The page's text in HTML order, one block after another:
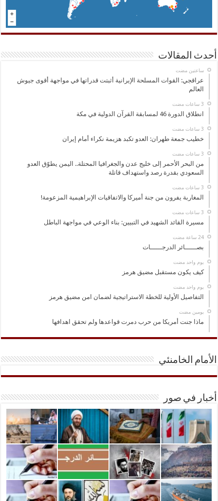
أحدث المقالات
‏ساعتين مضت
عراقجي: القوات المسلحة الإيرانية أثبتت قدراتها في مواجهة أقوى جيوش
العالم
انطلاق الدورة 46 لمسابقة القرآن الدولية في مكة
خطيب جمعة طهران: العدو تكبد هزيمة نكراء أمام إيران
من البحر الأحمر إلى خليج عدن والجغرافيا المحتلة.. اليمن يطوّق العدو
السعودي بقدرة رصد واستهداف قاتلة
المغاربة يفرون من جنة أميركا والاتفاقيات الإبراهيمية المزعومة!
مسيرة القائد الشهيد في التبيين: بناء الوعي في مواجهة الباطل
‏24 ساعة مضت
بصــــــائر الدرجــــــات
‏يوم واحد مضت
كيف يكون مستقبل مضيق هرمز
‏يوم واحد مضت
التفاصيل الأولية للخطة الاستراتيجية لضمان امن مضيق هرمز
‏يومين مضت
ماذا جنت أمريكا من حرب دمرت قواعدها ولم تحقق اهدافها
الأمام الخامنئي
أخبار في صور